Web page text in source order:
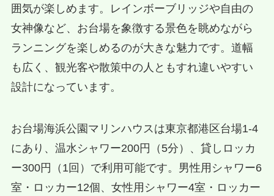
囲気が楽しめます。レインボーブリッジや自由の
女神像など、お台場を象徴する景色を眺めながら
ランニングを楽しめるのが大きな魅力です。道幅
も広く、観光客や散策中の人ともすれ違いやすい
設計になっています。
お台場海浜公園マリンハウスは東京都港区台場1-4
にあり、温水シャワー200円（5分）、貸しロッカ
ー300円（1回）で利用可能です。男性用シャワー6
室・ロッカー12個、女性用シャワー4室・ロッカー